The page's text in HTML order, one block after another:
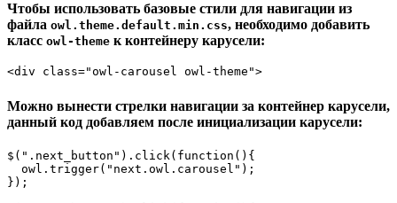
Чтобы использовать базовые стили для навигации из
файла owl.theme.default.min.css, необходимо добавить
класс owl-theme к контейнеру карусели:
<div class="owl-carousel owl-theme">
Можно вынести стрелки навигации за контейнер карусели,
данный код добавляем после инициализации карусели:
$(".next_button").click(function(){
  owl.trigger("next.owl.carousel");
});